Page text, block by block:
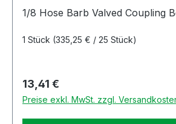
1/8 Hose Barb Valved Coupling
1 Stück (335,25 € / 25 Stück)
Regulärer Preis:
13,41 €
Preise exkl. MwSt. zzgl.